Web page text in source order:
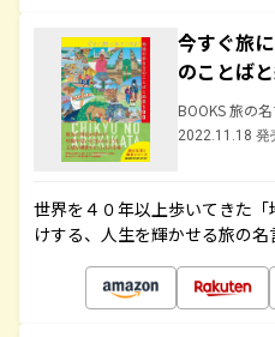
今すぐ旅
のことば
BOOKS 旅の
2022.11.18 発
世界を４０年以上歩いてきた
けする、人生を輝かせる旅の